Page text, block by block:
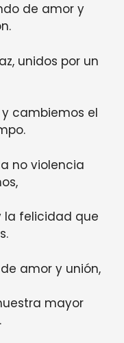
de amor y
unidos por un
cambiemos el
no violencia
la felicidad que
amor y unión,
mayor